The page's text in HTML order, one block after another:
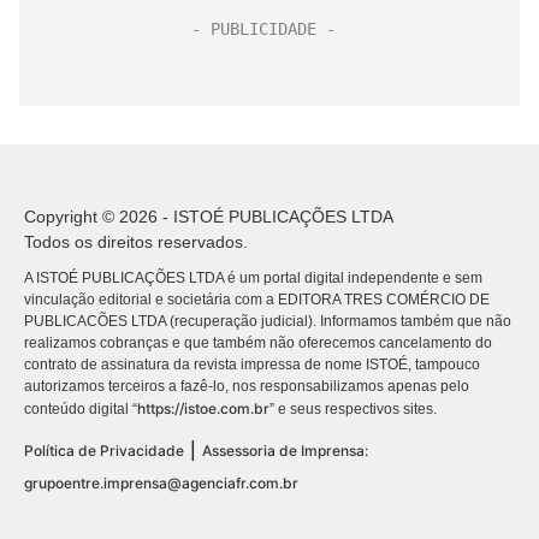
Copyright © 2026 - ISTOÉ PUBLICAÇÕES LTDA
Todos os direitos reservados.
A ISTOÉ PUBLICAÇÕES LTDA é um portal digital independente e sem
vinculação editorial e societária com a EDITORA TRES COMÉRCIO DE
PUBLICACÕES LTDA (recuperação judicial). Informamos também que não
realizamos cobranças e que também não oferecemos cancelamento do
contrato de assinatura da revista impressa de nome ISTOÉ, tampouco
autorizamos terceiros a fazê-lo, nos responsabilizamos apenas pelo
conteúdo digital “https://istoe.com.br” e seus respectivos sites.
Política de Privacidade
Assessoria de Imprensa:
grupoentre.imprensa@agenciafr.com.br